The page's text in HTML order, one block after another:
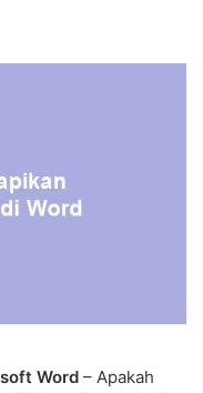
Word – Apakah